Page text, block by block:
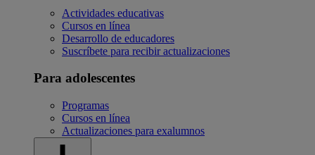
Actividades educativas
Cursos en línea
Desarrollo de educadores
Suscríbete para recibir actualizaciones
Para adolescentes
Programas
Cursos en línea
Actualizaciones para exalumnos